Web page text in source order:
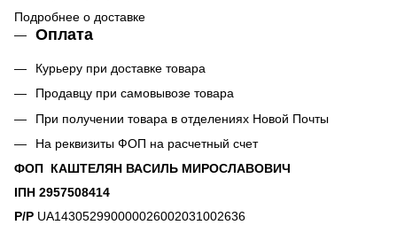
Подробнее о доставке
Оплата
Курьеру при доставке товара
Продавцу при самовывозе товара
При получении товара в отделениях Новой Почты
На реквизиты ФОП на расчетный счет
ФОП КАШТЕЛЯН ВАСИЛЬ МИРОСЛАВОВИЧ
ІПН 2957508414
Р/Р UA143052990000026002031002636